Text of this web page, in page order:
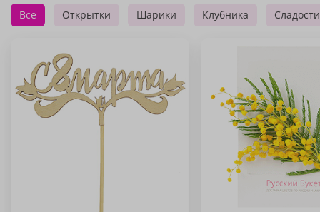
Все Открытки Шарики Клубника Сладости